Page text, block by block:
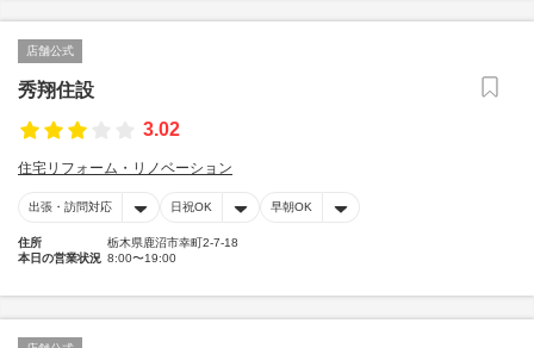
店舗公式
秀翔住設
3.02
住宅リフォーム・リノベーション
出張・訪問対応 日祝OK 早朝OK
住所
栃木県鹿沼市幸町2-7-18
本日の営業状況 8:00〜19:00